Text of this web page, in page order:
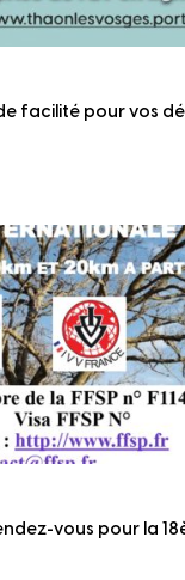
facilité pour vos
vous pour la